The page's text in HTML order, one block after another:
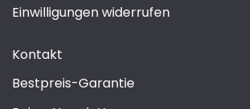
Einwilligungen widerrufen
Kontakt
Bestpreis-Garantie